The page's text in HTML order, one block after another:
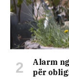
Alarm
për